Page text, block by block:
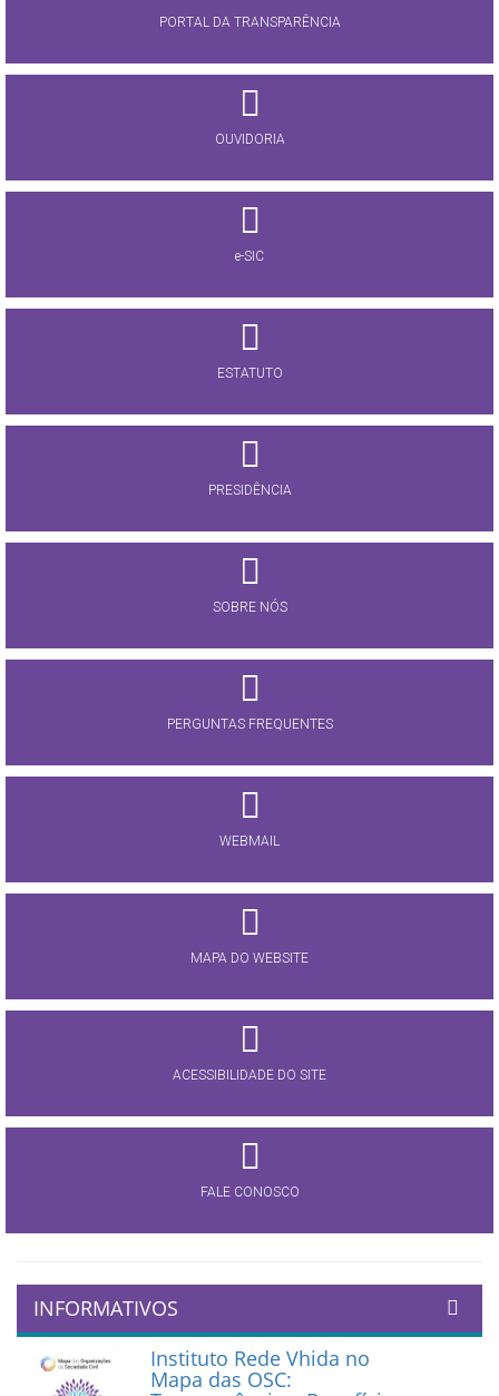
PORTAL DA TRANSPARÊNCIA
OUVIDORIA
e-SIC
ESTATUTO
PRESIDÊNCIA
SOBRE NÓS
PERGUNTAS FREQUENTES
WEBMAIL
MAPA DO WEBSITE
ACESSIBILIDADE DO SITE
FALE CONOSCO
INFORMATIVOS
Instituto Rede Vhida no
Mapa das OSC: